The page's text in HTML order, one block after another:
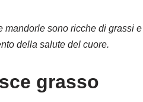
mandorle sono ricche di grassi
della salute del cuore.
grasso